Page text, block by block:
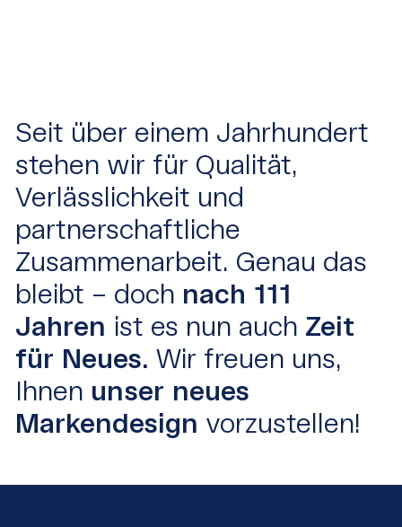
Seit über einem Jahrhundert
stehen wir für Qualität,
Verlässlichkeit und
partnerschaftliche
Zusammenarbeit. Genau das
bleibt – doch nach 111
Jahren ist es nun auch Zeit
für Neues. Wir freuen uns,
Ihnen unser neues
Markendesign vorzustellen!